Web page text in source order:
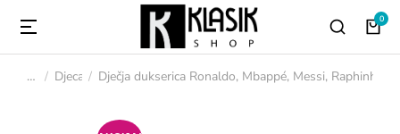
You are here:
Djeca Dječja dukserica Ronaldo, Mbappé, Messi, Raphinha